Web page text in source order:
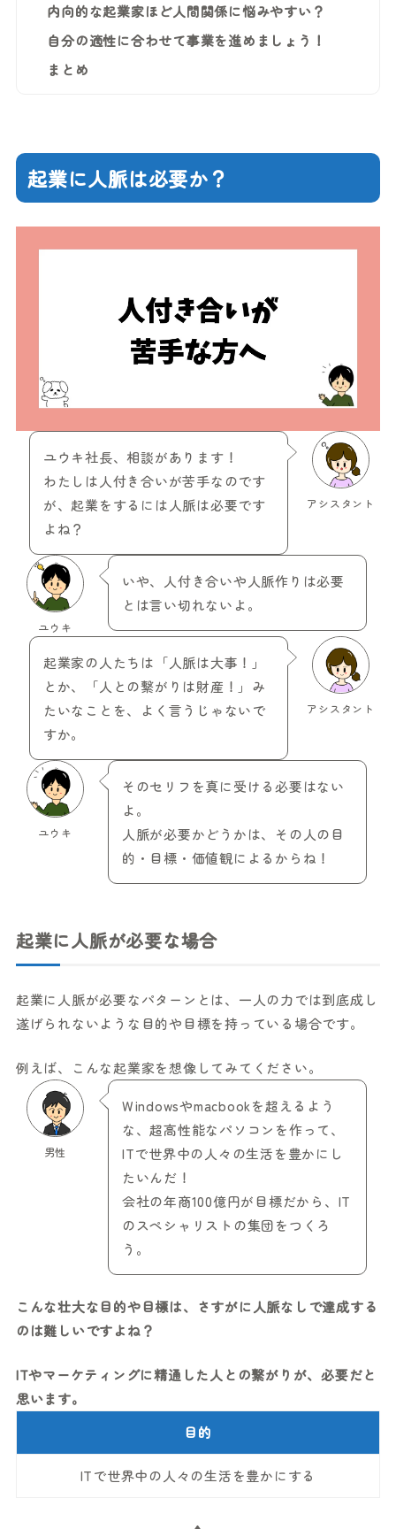
内向的な起業家ほど人間関係に悩みやすい？
自分の適性に合わせて事業を進めましょう！
まとめ
起業に人脈は必要か？
アシスタント
ユウキ社長、相談があります！
わたしは人付き合いが苦手なのです
が、起業をするには人脈は必要です
よね？
ユウキ
いや、人付き合いや人脈作りは必要
とは言い切れないよ。
アシスタント
起業家の人たちは「人脈は大事！」
とか、「人との繋がりは財産！」み
たいなことを、よく言うじゃないで
すか。
ユウキ
そのセリフを真に受ける必要はない
よ。
人脈が必要かどうかは、その人の目
的・目標・価値観によるからね！
起業に人脈が必要な場合
起業に人脈が必要なパターンとは、一人の力では到底成し
遂げられないような目的や目標を持っている場合です。
例えば、こんな起業家を想像してみてください。
男性
Windowsやmacbookを超えるよう
な、超高性能なパソコンを作って、
ITで世界中の人々の生活を豊かにし
たいんだ！
会社の年商100億円が目標だから、IT
のスペシャリストの集団をつくろ
う。
こんな壮大な目的や目標は、さすがに人脈なしで達成する
のは難しいですよね？
ITやマーケティングに精通した人との繋がりが、必要だと
思います。
目的
ITで世界中の人々の生活を豊かにする